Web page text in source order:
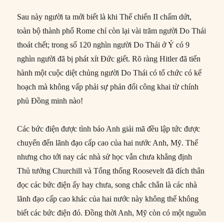
Sau này người ta mới biết là khi Thế chiến II chấm dứt,
toàn bộ thành phố Rome chỉ còn lại vài trăm người Do Thái
thoát chết; trong số 120 nghìn người Do Thái ở Ý có 9
nghìn người đã bị phát xít Đức giết. Rõ ràng Hitler đã tiến
hành một cuộc diệt chủng người Do Thái có tổ chức có kế
hoạch mà không vấp phải sự phản đối công khai từ chính
phủ Đồng minh nào!
Các bức điện được tình báo Anh giải mã đều lập tức được
chuyển đến lãnh đạo cấp cao của hai nước Anh, Mỹ. Thế
nhưng cho tới nay các nhà sử học vẫn chưa khẳng định
Thủ tướng Churchill và Tổng thống Roosevelt đã đích thân
đọc các bức điện ấy hay chưa, song chắc chắn là các nhà
lãnh đạo cấp cao khác của hai nước này không thể không
biết các bức điện đó. Đồng thời Anh, Mỹ còn có một nguồn